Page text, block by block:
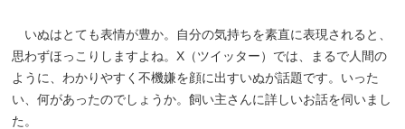
いぬはとても表情が豊か。自分の気持ちを素直に表現されると、
思わずほっこりしますよね。X（ツイッター）では、まるで人間の
ように、わかりやすく不機嫌を顔に出すいぬが話題です。いった
い、何があったのでしょうか。飼い主さんに詳しいお話を伺いまし
た。